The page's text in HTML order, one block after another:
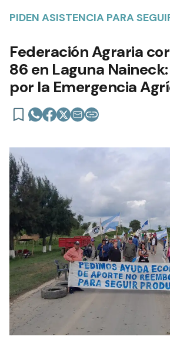
PIDEN ASISTENCIA PARA
Federación Agraria
86 en Laguna
por la Emergencia